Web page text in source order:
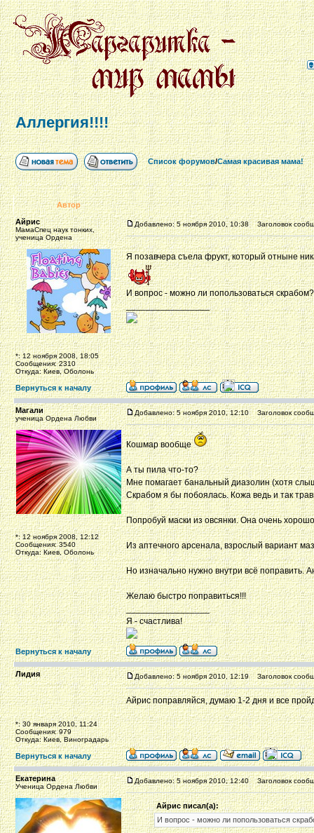
Аллергия!!!!
Список форумов/Самая красивая мама!
Автор
Айрис
МамаСпец наук тонких,
ученица Ордена
*: 12 ноября 2008, 18:05
Сообщения: 2310
Откуда: Киев, Оболонь
Добавлено: 5 ноября 2010, 10:38 Заголовок
Я позавчера съела фрукт, который отныне
И вопрос - можно ли попользоваться
_________________
Вернуться к началу
Магали
ученица Ордена Любви
*: 12 ноября 2008, 12:12
Сообщения: 3540
Откуда: Киев, Оболонь
Добавлено: 5 ноября 2010, 12:10 Заголовок
Кошмар вообще
А ты пила что-то?
Мне помагает банальный диазолин (хотя
Скрабом я бы побоялась. Кожа ведь и так
Попробуй маски из овсянки. Она очень
Из аптечного арсенала, взрослый вариант
Но изначально нужно внутри всё поправить.
Желаю быстро поправиться!!!
_________________
Я - счастлива!
Вернуться к началу
Лидия
*: 30 января 2010, 11:24
Сообщения: 979
Откуда: Киев, Виноградарь
Добавлено: 5 ноября 2010, 12:19 Заголовок
Айрис поправляйся, думаю 1-2 дня и все
Вернуться к началу
Екатерина
Ученица Ордена Любви
Добавлено: 5 ноября 2010, 12:40 Заголовок
Айрис писал(а):
И вопрос - можно ли попользоваться